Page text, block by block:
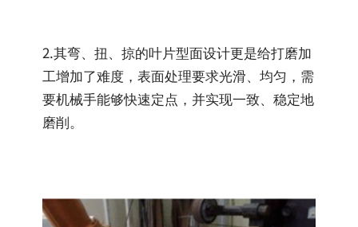
2.其弯、扭、掠的叶片型面设计更是给打磨加
工增加了难度，表面处理要求光滑、均匀，需
要机械手能够快速定点，并实现一致、稳定地
磨削。